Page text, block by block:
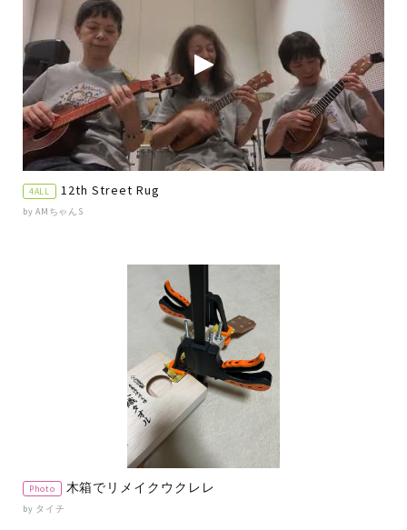
4ALL 12th Street Rug
by AMちゃんS
Photo 木箱でリメイクウクレレ
by タイチ